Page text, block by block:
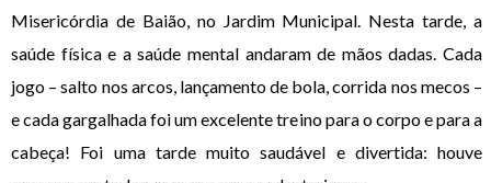
Misericórdia de Baião, no Jardim Municipal. Nesta tarde, a
saúde física e a saúde mental andaram de mãos dadas. Cada
jogo – salto nos arcos, lançamento de bola, corrida nos mecos –
e cada gargalhada foi um excelente treino para o corpo e para a
cabeça! Foi uma tarde muito saudável e divertida: houve